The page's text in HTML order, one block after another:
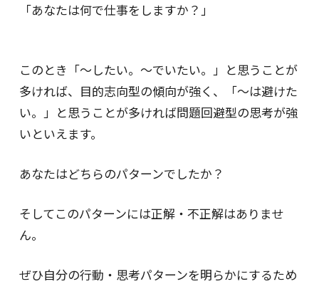
「あなたは何で仕事をしますか？」
このとき「〜したい。〜でいたい。」と思うことが
多ければ、目的志向型の傾向が強く、「〜は避けた
い。」と思うことが多ければ問題回避型の思考が強
いといえます。
あなたはどちらのパターンでしたか？
そしてこのパターンには正解・不正解はありませ
ん。
ぜひ自分の行動・思考パターンを明らかにするため